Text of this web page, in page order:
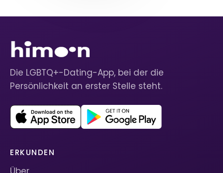
Die LGBTQ+-Dating-App, bei der die
Persönlichkeit an erster Stelle steht.
ERKUNDEN